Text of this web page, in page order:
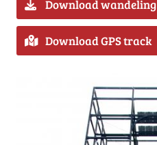
Download wandeling
Download GPS track